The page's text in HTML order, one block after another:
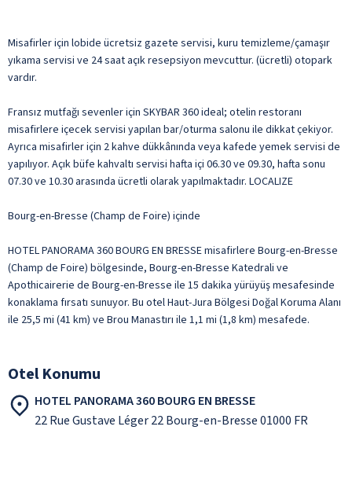
Misafirler için lobide ücretsiz gazete servisi, kuru temizleme/çamaşır
yıkama servisi ve 24 saat açık resepsiyon mevcuttur. (ücretli) otopark
vardır.
Fransız mutfağı sevenler için SKYBAR 360 ideal; otelin restoranı
misafirlere içecek servisi yapılan bar/oturma salonu ile dikkat çekiyor.
Ayrıca misafirler için 2 kahve dükkânında veya kafede yemek servisi de
yapılıyor. Açık büfe kahvaltı servisi hafta içi 06.30 ve 09.30, hafta sonu
07.30 ve 10.30 arasında ücretli olarak yapılmaktadır. LOCALIZE
Bourg-en-Bresse (Champ de Foire) içinde
HOTEL PANORAMA 360 BOURG EN BRESSE misafirlere Bourg-en-Bresse
(Champ de Foire) bölgesinde, Bourg-en-Bresse Katedrali ve
Apothicairerie de Bourg-en-Bresse ile 15 dakika yürüyüş mesafesinde
konaklama fırsatı sunuyor. Bu otel Haut-Jura Bölgesi Doğal Koruma Alanı
ile 25,5 mi (41 km) ve Brou Manastırı ile 1,1 mi (1,8 km) mesafede.
Otel Konumu
HOTEL PANORAMA 360 BOURG EN BRESSE
22 Rue Gustave Léger 22 Bourg-en-Bresse 01000 FR